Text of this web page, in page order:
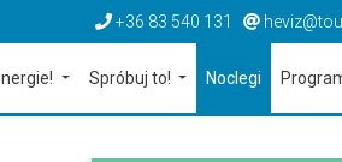
+36 83 540 131
Spróbuj to! Noclegi